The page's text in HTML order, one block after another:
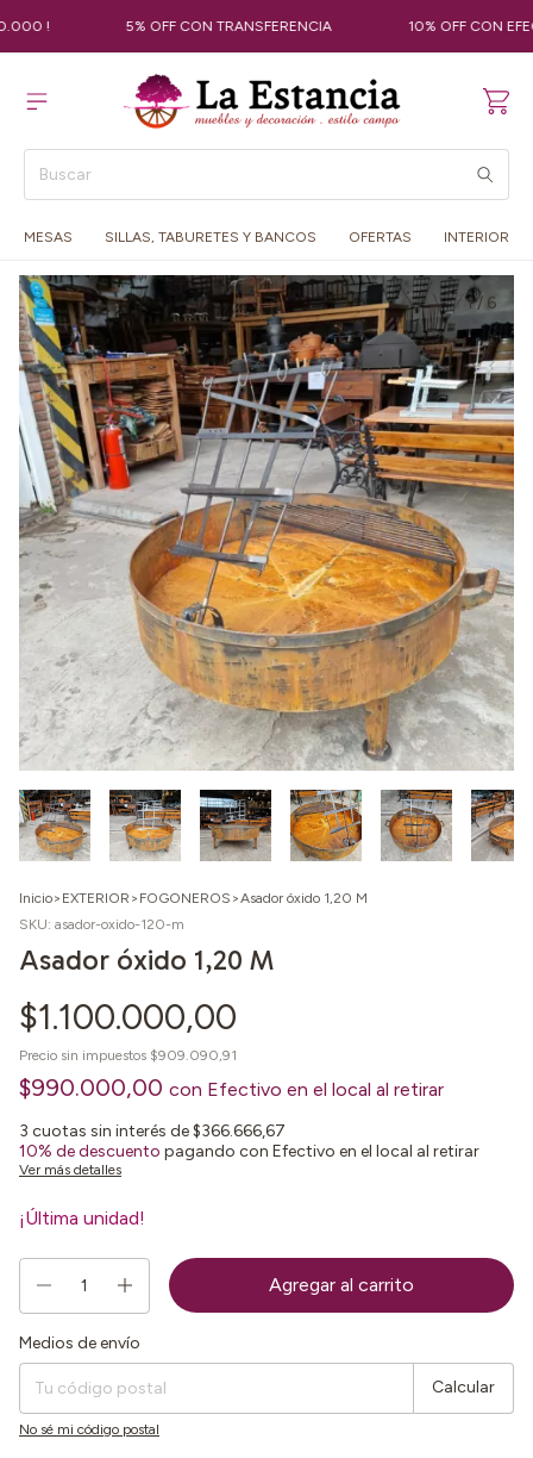
! 5% OFF CON TRANSFERENCIA 10% OFF CON
MESAS SILLAS, TABURETES Y BANCOS OFERTAS INTERIOR
1/ 6
Inicio> EXTERIOR > FOGONEROS >Asador óxido 1,20 M
SKU: asador-oxido-120-m
Asador óxido 1,20 M
$1.100.000,00
Precio sin impuestos $909.090,91
$990.000,00 con Efectivo en el local al retirar
3 cuotas sin interés de$366.666,67
10% de descuento pagando con Efectivo en el local al retirar
Ver más detalles
¡Última unidad!
Entregas para el CP:
Medios de envío
Calcular
No sé mi código postal